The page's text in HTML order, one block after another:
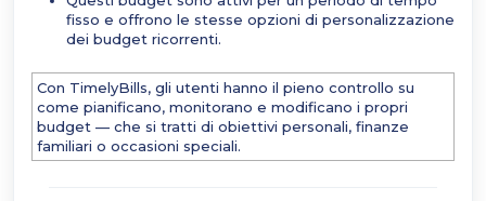
fisso e offrono le stesse opzioni di personalizzazione
dei budget ricorrenti.
Con TimelyBills, gli utenti hanno il pieno controllo su
come pianificano, monitorano e modificano i propri
budget — che si tratti di obiettivi personali, finanze
familiari o occasioni speciali.